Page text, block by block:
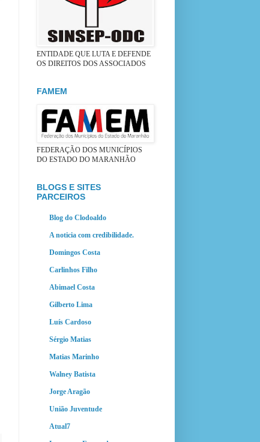
ENTIDADE QUE LUTA E DEFENDE
OS DIREITOS DOS ASSOCIADOS
FAMEM
FEDERAÇÃO DOS MUNICÍPIOS
DO ESTADO DO MARANHÃO
BLOGS E SITES
PARCEIROS
Blog do Clodoaldo
A noticia com credibilidade.
Domingos Costa
Carlinhos Filho
Abimael Costa
Gilberto Lima
Luís Cardoso
Sérgio Matias
Matias Marinho
Walney Batista
Jorge Aragão
União Juventude
Atual7